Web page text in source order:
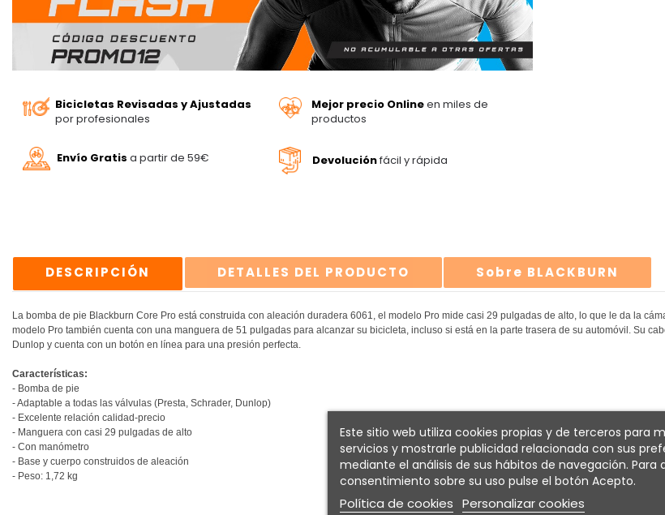
Bicicletas Revisadas y Ajustadas
por profesionales
Mejor precio Onlineen miles de
productos
Envío Gratis a partir de 59€ Devoluciónfácil y rápida
DESCRIPCIÓN DETALLES DEL PRODUCTO Sobre BLACKBURN
La bomba de pie Blackburn Core Pro está construida con aleación duradera 6061, el modelo Pro mide casi 29 pulgadas de alto, lo que le da la
modelo Pro también cuenta con una manguera de 51 pulgadas para alcanzar su bicicleta, incluso si está en la parte trasera de su automóvil. Su
Dunlop y cuenta con un botón en línea para una presión perfecta.
Características:
- Bomba de pie
- Adaptable a todas las válvulas (Presta, Schrader, Dunlop)
- Excelente relación calidad-precio
- Manguera con casi 29 pulgadas de alto
- Con manómetro
- Base y cuerpo construidos de aleación
- Peso: 1,72 kg
Este sitio web utiliza cookies propias y de terceros para
servicios y mostrarle publicidad relacionada con sus
mediante el análisis de sus hábitos de navegación. Para
consentimiento sobre su uso pulse el botón Acepto.
Política de cookies Personalizar cookies